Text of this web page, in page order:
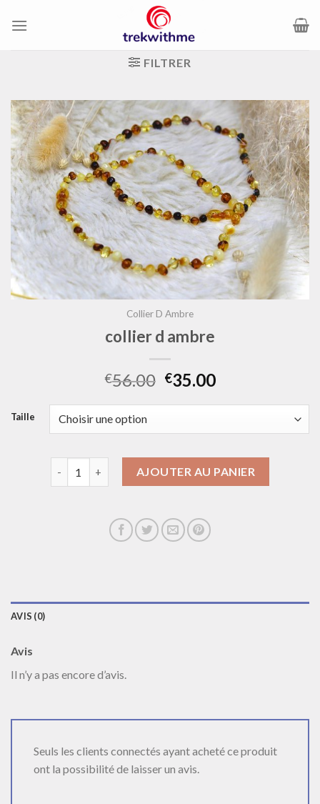
FILTRER
Collier D Ambre
collier d ambre
€56.00 €35.00
Taille
quantité de collier d ambreAJOUTER AU PANIER
AVIS (0)
Avis
Il n’y a pas encore d’avis.
Seuls les clients connectés ayant acheté ce produit
ont la possibilité de laisser un avis.